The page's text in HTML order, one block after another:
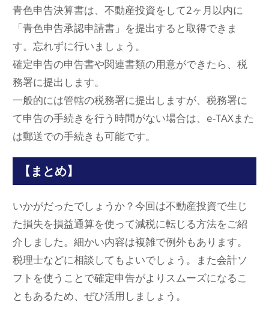
青色申告決算書は、不動産投資をして2ヶ月以内に
「青色申告承認申請書」を提出すると取得できま
す。忘れずに行いましょう。
確定申告の申告書や関連書類の用意ができたら、税
務署に提出します。
一般的には管轄の税務署に提出しますが、税務署に
て申告の手続きを行う時間がない場合は、e-TAXまた
は郵送での手続きも可能です。
【まとめ】
いかがだったでしょうか？今回は不動産投資で生じ
た損失を損益通算を使って減税に転じる方法をご紹
介しました。細かい内容は複雑で例外もあります。
税理士などに相談してもよいでしょう。また会計ソ
フトを使うことで確定申告がよりスムーズになるこ
ともあるため、ぜひ活用しましょう。